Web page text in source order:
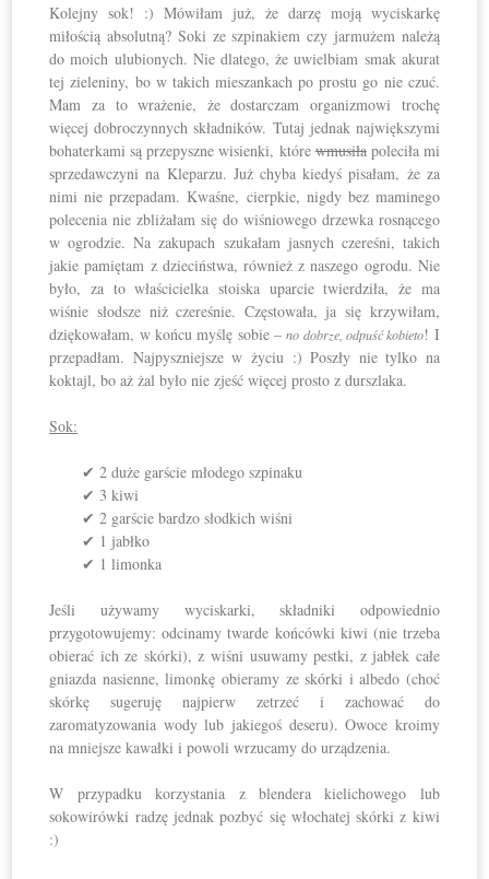
Kolejny sok! :) Mówiłam już, że darzę moją wyciskarkę
miłością absolutną? Soki ze szpinakiem czy jarmużem należą
do moich ulubionych. Nie dlatego, że uwielbiam smak akurat
tej zieleniny, bo w takich mieszankach po prostu go nie czuć.
Mam za to wrażenie, że dostarczam organizmowi trochę
więcej dobroczynnych składników. Tutaj jednak największymi
bohaterkami są przepyszne wisienki, którewmusiłapoleciła mi
sprzedawczyni na Kleparzu. Już chyba kiedyś pisałam, że za
nimi nie przepadam. Kwaśne, cierpkie, nigdy bez maminego
polecenia nie zbliżałam się do wiśniowego drzewka rosnącego
w ogrodzie. Na zakupach szukałam jasnych czereśni, takich
jakie pamiętam z dzieciństwa, również z naszego ogrodu. Nie
było, za to właścicielka stoiska uparcie twierdziła, że ma
wiśnie słodsze niż czereśnie. Częstowała, ja się krzywiłam,
dziękowałam, w końcu myślę sobie –no dobrze, odpuść kobieto! I
przepadłam. Najpyszniejsze w życiu :) Poszły nie tylko na
koktajl, bo aż żal było nie zjeść więcej prosto z durszlaka.
Sok:
✔ 2 duże garście młodego szpinaku
✔ 3 kiwi
✔ 2 garście bardzo słodkich wiśni
✔ 1 jabłko
✔ 1 limonka
Jeśli używamy wyciskarki, składniki odpowiednio
przygotowujemy: odcinamy twarde końcówki kiwi (nie trzeba
obierać ich ze skórki), z wiśni usuwamy pestki, z jabłek całe
gniazda nasienne, limonkę obieramy ze skórki i albedo (choć
skórkę sugeruję najpierw zetrzeć i zachować do
zaromatyzowania wody lub jakiegoś deseru). Owoce kroimy
na mniejsze kawałki i powoli wrzucamy do urządzenia.
W przypadku korzystania z blendera kielichowego lub
sokowirówki radzę jednak pozbyć się włochatej skórki z kiwi
:)